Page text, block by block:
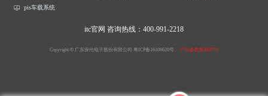
pis车载系统
itc官网 咨询热线：400-991-2218
Copyright © 广东保伦电子股份有限公司 粤ICP备16106620号 产品参数解释声明